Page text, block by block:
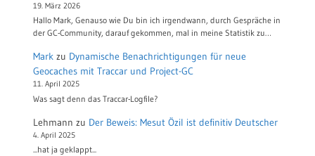
19. März 2026
Hallo Mark, Genauso wie Du bin ich irgendwann, durch Gespräche in
der GC-Community, darauf gekommen, mal in meine Statistik zu…
Mark zu Dynamische Benachrichtigungen für neue
Geocaches mit Traccar und Project-GC
11. April 2025
Was sagt denn das Traccar-Logfile?
Lehmann zu Der Beweis: Mesut Özil ist definitiv Deutscher
4. April 2025
...hat ja geklappt...